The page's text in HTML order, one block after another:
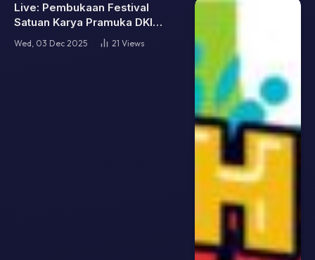
Live: Pembukaan Festival
Satuan Karya Pramuka DKI
Jakarta 2025
Wed, 03 Dec 2025 21 Views